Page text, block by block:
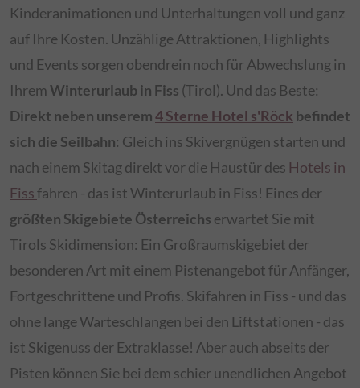
Kinderanimationen und Unterhaltungen voll und ganz
auf Ihre Kosten. Unzählige Attraktionen, Highlights
und Events sorgen obendrein noch für Abwechslung in
IhremWinterurlaub in Fiss (Tirol). Und das Beste:
Direkt neben unserem4 Sterne Hotel s'Röck befindet
sich die Seilbahn: Gleich ins Skivergnügen starten und
nach einem Skitag direkt vor die Haustür des Hotels in
Fissfahren - das ist Winterurlaub in Fiss! Eines der
größten Skigebiete Österreichs erwartet Sie mit
Tirols Skidimension: Ein Großraumskigebiet der
besonderen Art mit einem Pistenangebot für Anfänger,
Fortgeschrittene und Profis. Skifahren in Fiss - und das
ohne lange Warteschlangen bei den Liftstationen - das
ist Skigenuss der Extraklasse! Aber auch abseits der
Pisten können Sie bei dem schier unendlichen Angebot